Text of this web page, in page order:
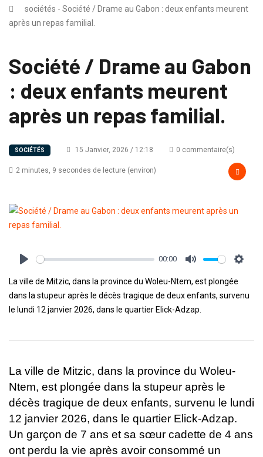
sociétés - Société / Drame au Gabon : deux enfants meurent
après un repas familial.
Société / Drame au Gabon
: deux enfants meurent
après un repas familial.
SOCIÉTÉS 15 Janvier, 2026 / 12:18 0 commentaire(s)
2 minutes, 9 secondes de lecture (environ)
00:00
La ville de Mitzic, dans la province du Woleu-Ntem, est plongée
dans la stupeur après le décès tragique de deux enfants, survenu
le lundi 12 janvier 2026, dans le quartier Elick-Adzap.
La ville de Mitzic, dans la province du Woleu-
Ntem, est plongée dans la stupeur après le
décès tragique de deux enfants, survenu le lundi
12 janvier 2026, dans le quartier Elick-Adzap.
Un garçon de 7 ans et sa sœur cadette de 4 ans
ont perdu la vie après avoir consommé un